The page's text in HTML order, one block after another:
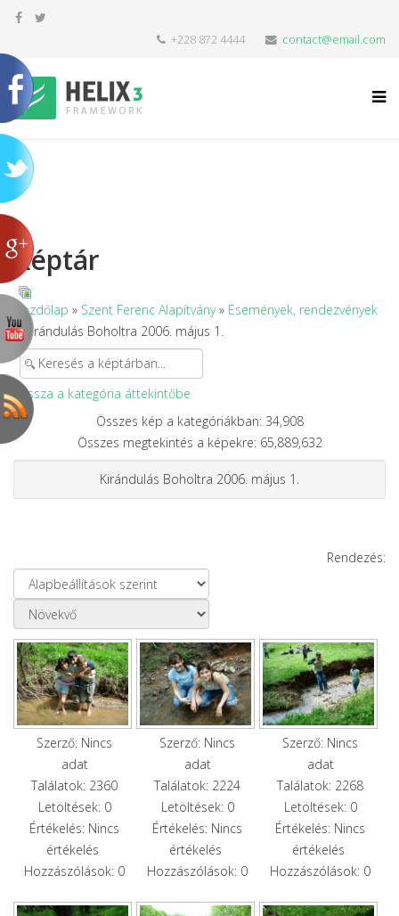
+228 872 4444 contact@email.com
Képtár
Kezdőlap » Szent Ferenc Alapítvány» Események, rendezvények
» Kirándulás Boholtra 2006. május 1.
Vissza a kategória áttekintőbe
Összes kép a kategóriákban: 34,908
Összes megtekintés a képekre: 65,889,632
Kirándulás Boholtra 2006. május 1.
Rendezés:
Szerző: Nincs
adat
Találatok: 2360
Letöltések: 0
Értékelés: Nincs
értékelés
Hozzászólások: 0
Szerző: Nincs
adat
Találatok: 2224
Letöltések: 0
Értékelés: Nincs
értékelés
Hozzászólások: 0
Szerző: Nincs
adat
Találatok: 2268
Letöltések: 0
Értékelés: Nincs
értékelés
Hozzászólások: 0